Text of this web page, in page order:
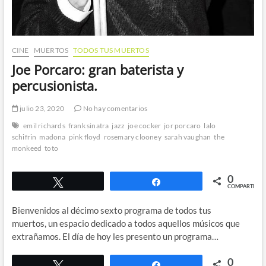
CINE MUERTOS TODOS TUS MUERTOS
Joe Porcaro: gran baterista y
percusionista.
julio 23, 2020
No hay comentarios
emil richards frank sinatra jazz joe cocker jor porcaro lalo
schifrin madona pink floyd rosemary clooney sarah vaughan the
monkeed toto
0
COMPARTIR
Bienvenidos al décimo sexto programa de todos tus
muertos, un espacio dedicado a todos aquellos músicos que
extrañamos. El día de hoy les presento un programa…
0